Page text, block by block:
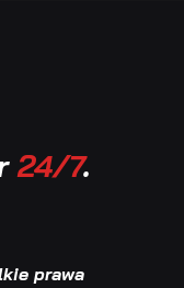
24/7.
prawa